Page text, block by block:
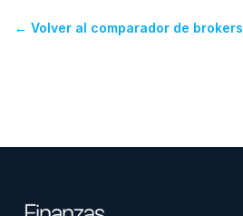
← Volver al comparador de brokers